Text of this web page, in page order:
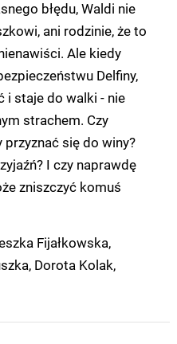
błędu, Waldi nie
ani rodzinie, że to
Ale kiedy
Delfiny,
i staje do walki - nie
strachem. Czy
się do winy?
I czy naprawdę
zniszczyć komuś
Fijałkowska,
Dorota Kolak,